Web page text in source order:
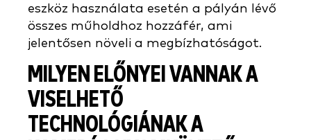
eszköz használata esetén a pályán lévő
összes műholdhoz hozzáfér, ami
jelentősen növeli a megbízhatóságot.
MILYEN ELŐNYEI VANNAK A
VISELHETŐ
TECHNOLÓGIÁNAK A